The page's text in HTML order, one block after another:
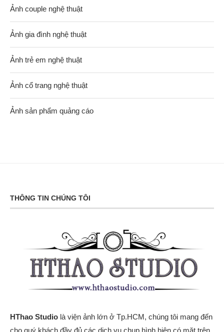
Ảnh couple nghệ thuật
Ảnh gia đình nghệ thuật
Ảnh trẻ em nghệ thuật
Ảnh cổ trang nghệ thuật
Ảnh sản phẩm quảng cáo
THÔNG TIN CHÚNG TÔI
HThao Studio là viện ảnh lớn ở Tp.HCM, chúng tôi mang đến
cho quý khách đầy đủ các dịch vụ chụp hình hiện có mặt trên